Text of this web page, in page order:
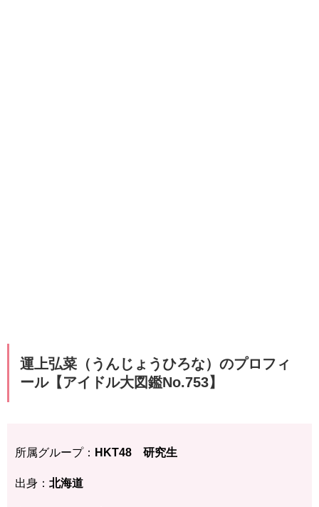
運上弘菜（うんじょうひろな）のプロフィ
ール【アイドル大図鑑No.753】
所属グループ： HKT48 研究生
出身： 北海道